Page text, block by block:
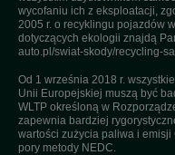
wycofaniu ich z eksploatacji,
2005 r. o recyklingu pojazdów
dotyczących ekologii znajdą
auto.pl/swiat-skody/recycling-
Od 1 września 2018 r.
Unii Europejskiej muszą być
WLTP określoną w
zapewnia bardziej
wartości zużycia paliwa i
pory metody NEDC.